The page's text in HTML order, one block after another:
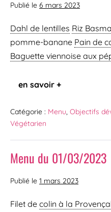
Publié le 6 mars 2023
Dahl de lentilles Riz
pomme-banane Pain de
Baguette viennoise aux
en savoir +
Catégorie : Menu, Objectifs
Végétarien
Menu du 01/03/2023
Publié le 1 mars 2023
Filet de colin à la